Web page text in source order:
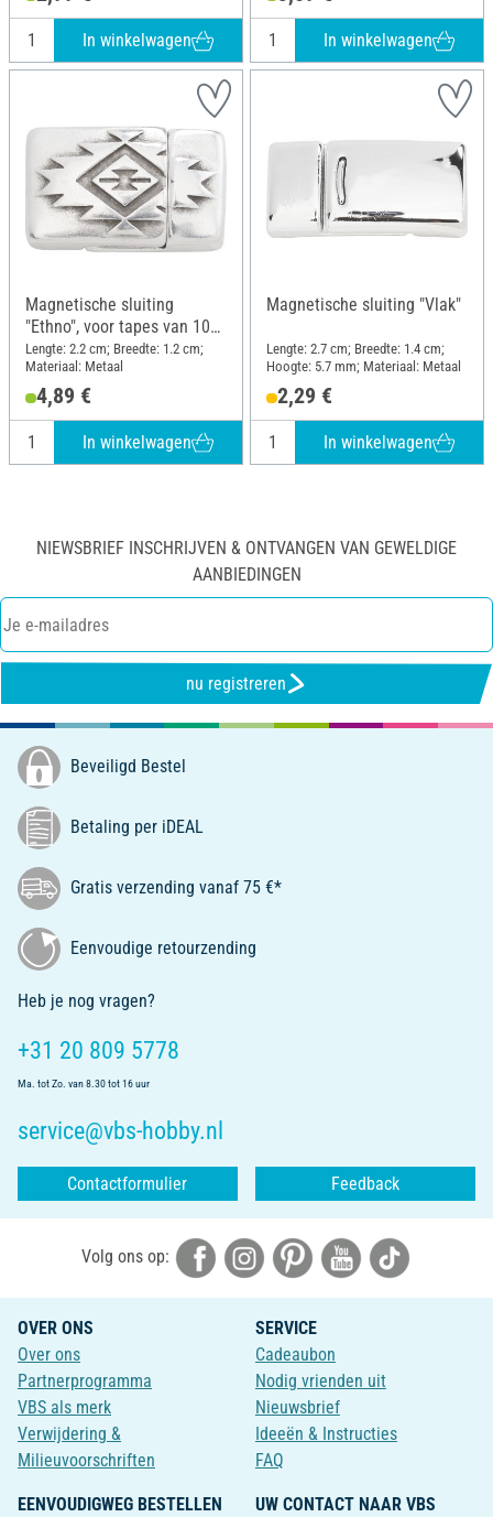
In winkelwagen In winkelwagen
Magnetische sluiting
"Ethno", voor tapes van 10
mm breed
Lengte: 2.2 cm; Breedte: 1.2 cm;
Materiaal: Metaal
4,89 €
In winkelwagen
Magnetische sluiting "Vlak"
Lengte: 2.7 cm; Breedte: 1.4 cm;
Hoogte: 5.7 mm; Materiaal: Metaal
2,29 €
In winkelwagen
NIEWSBRIEF INSCHRIJVEN & ONTVANGEN VAN GEWELDIGE
AANBIEDINGEN
nu registreren
Beveiligd Bestel
Betaling per iDEAL
Gratis verzending vanaf 75 €*
Eenvoudige retourzending
Heb je nog vragen?
+31 20 809 5778
Ma. tot Zo. van 8.30 tot 16 uur
service@vbs-hobby.nl
Contactformulier Feedback
Volg ons op:
OVER ONS
Over ons
Partnerprogramma
VBS als merk
Verwijdering &
Milieuvoorschriften
SERVICE
Cadeaubon
Nodig vrienden uit
Nieuwsbrief
Ideeën & Instructies
FAQ
EENVOUDIGWEG BESTELLEN
UW CONTACT NAAR VBS